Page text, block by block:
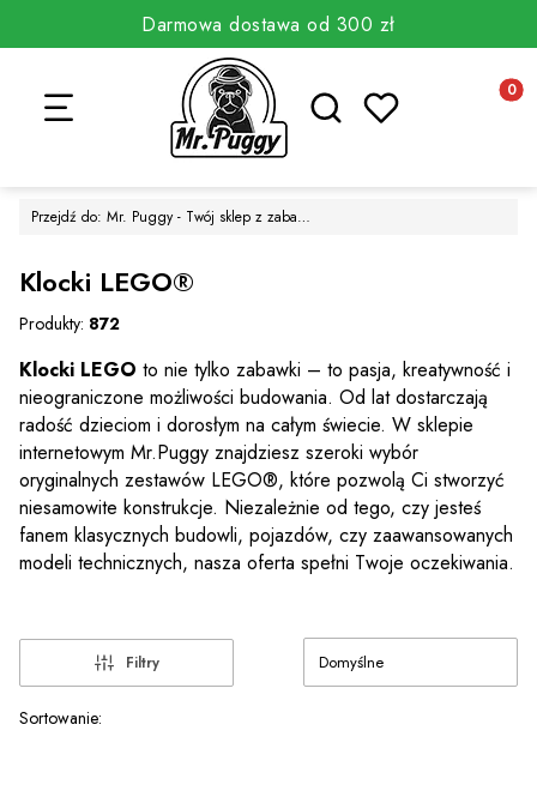
Darmowa dostawa od 300 zł
Otwórz wyszukiwarkę
Przejdź do: Mr. Puggy - Twój sklep z zabawkami
Klocki LEGO®
Produkty: 872
Klocki LEGO to nie tylko zabawki – to pasja, kreatywność i
nieograniczone możliwości budowania. Od lat dostarczają
radość dzieciom i dorosłym na całym świecie. W sklepie
internetowym Mr.Puggy znajdziesz szeroki wybór
oryginalnych zestawów LEGO®, które pozwolą Ci stworzyć
niesamowite konstrukcje. Niezależnie od tego, czy jesteś
fanem klasycznych budowli, pojazdów, czy zaawansowanych
modeli technicznych, nasza oferta spełni Twoje oczekiwania.
Filtry
Lista produktów
Sortowanie:
Domyślne